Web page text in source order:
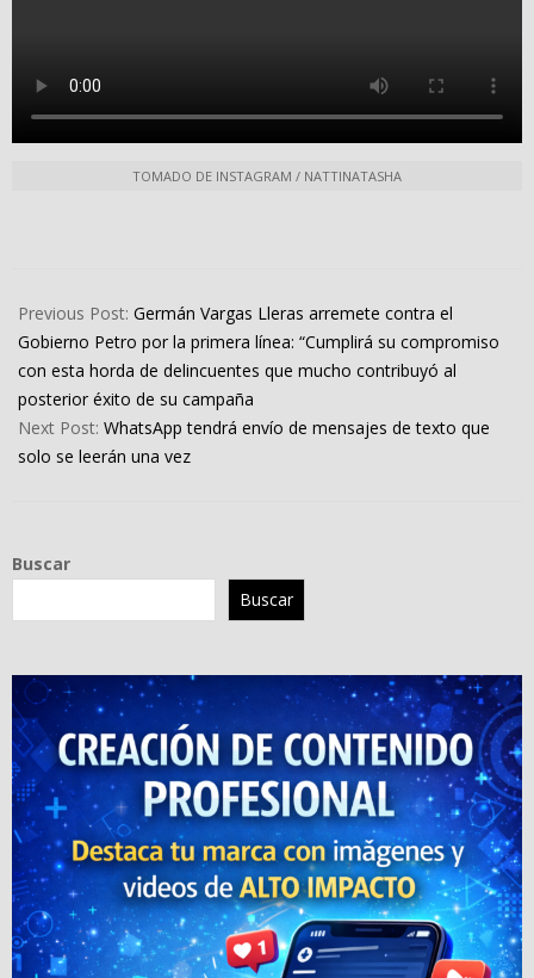
TOMADO DE INSTAGRAM / NATTINATASHA
12-
12
Previous Post: Germán Vargas Lleras arremete contra el
Gobierno Petro por la primera línea: “Cumplirá su compromiso
con esta horda de delincuentes que mucho contribuyó al
posterior éxito de su campaña
Next Post: WhatsApp tendrá envío de mensajes de texto que
solo se leerán una vez
Buscar
Buscar